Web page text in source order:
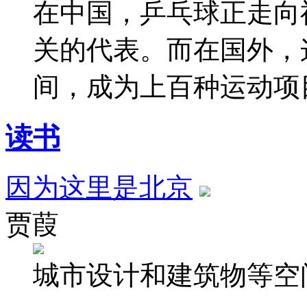
在中国，乒乓球正走
关的代表。而在国外
间，成为上百种运动
读书
因为这里是北京
贾葭
城市设计和建筑物等